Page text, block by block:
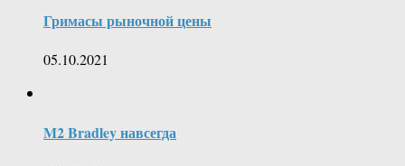
Гримасы рыночной цены
05.10.2021
M2 Bradley навсегда